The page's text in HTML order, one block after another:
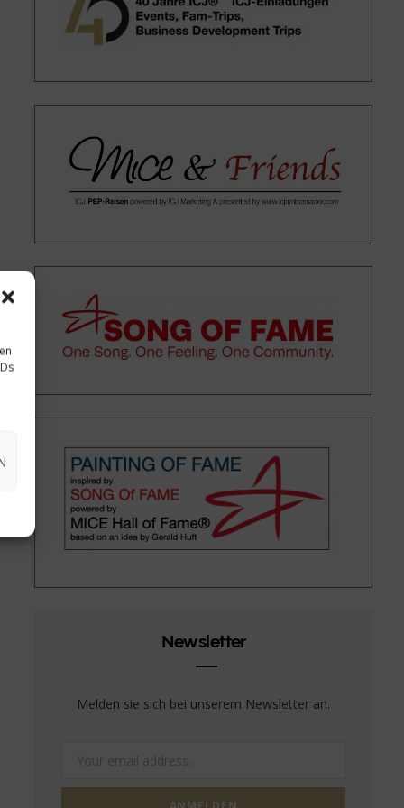
Newsletter
Melden sie sich bei unserem Newsletter an.